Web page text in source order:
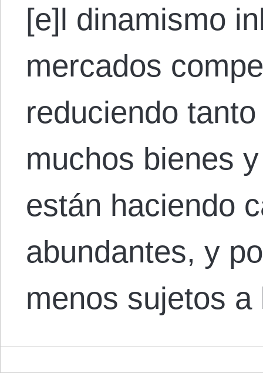
[e]l dinamismo
mercados
reduciendo
muchos bienes
están haciendo
abundantes, y
menos sujetos